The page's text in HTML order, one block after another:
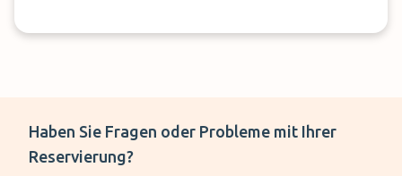
Laden von Elektrofahrzeugen
Haben Sie Fragen oder Probleme mit Ihrer
Reservierung?